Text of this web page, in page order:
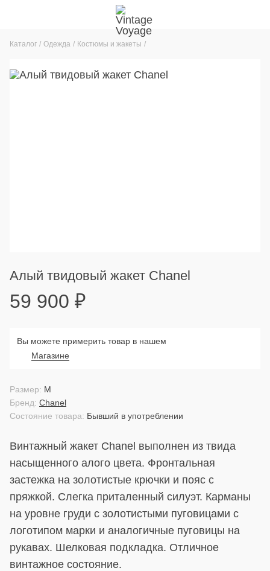
Каталог Одежда Костюмы и жакеты
Алый твидовый жакет Chanel
59 900 ₽
Вы можете примерить товар в нашем
Магазине
Состояние товара: Бывший в употреблении
Бренд: Chanel
Размер: M
Винтажный жакет Chanel выполнен из твида
насыщенного алого цвета. Фронтальная
застежка на золотистые крючки и пояс с
пряжкой. Слегка приталенный силуэт. Карманы
на уровне груди с золотистыми пуговицами с
логотипом марки и аналогичные пуговицы на
рукавах. Шелковая подкладка. Отличное
винтажное состояние.